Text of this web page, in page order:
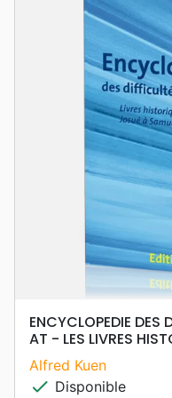
ENCYCLOPEDIE DES
AT - LES LIVRES
Alfred Kuen
check Disponible